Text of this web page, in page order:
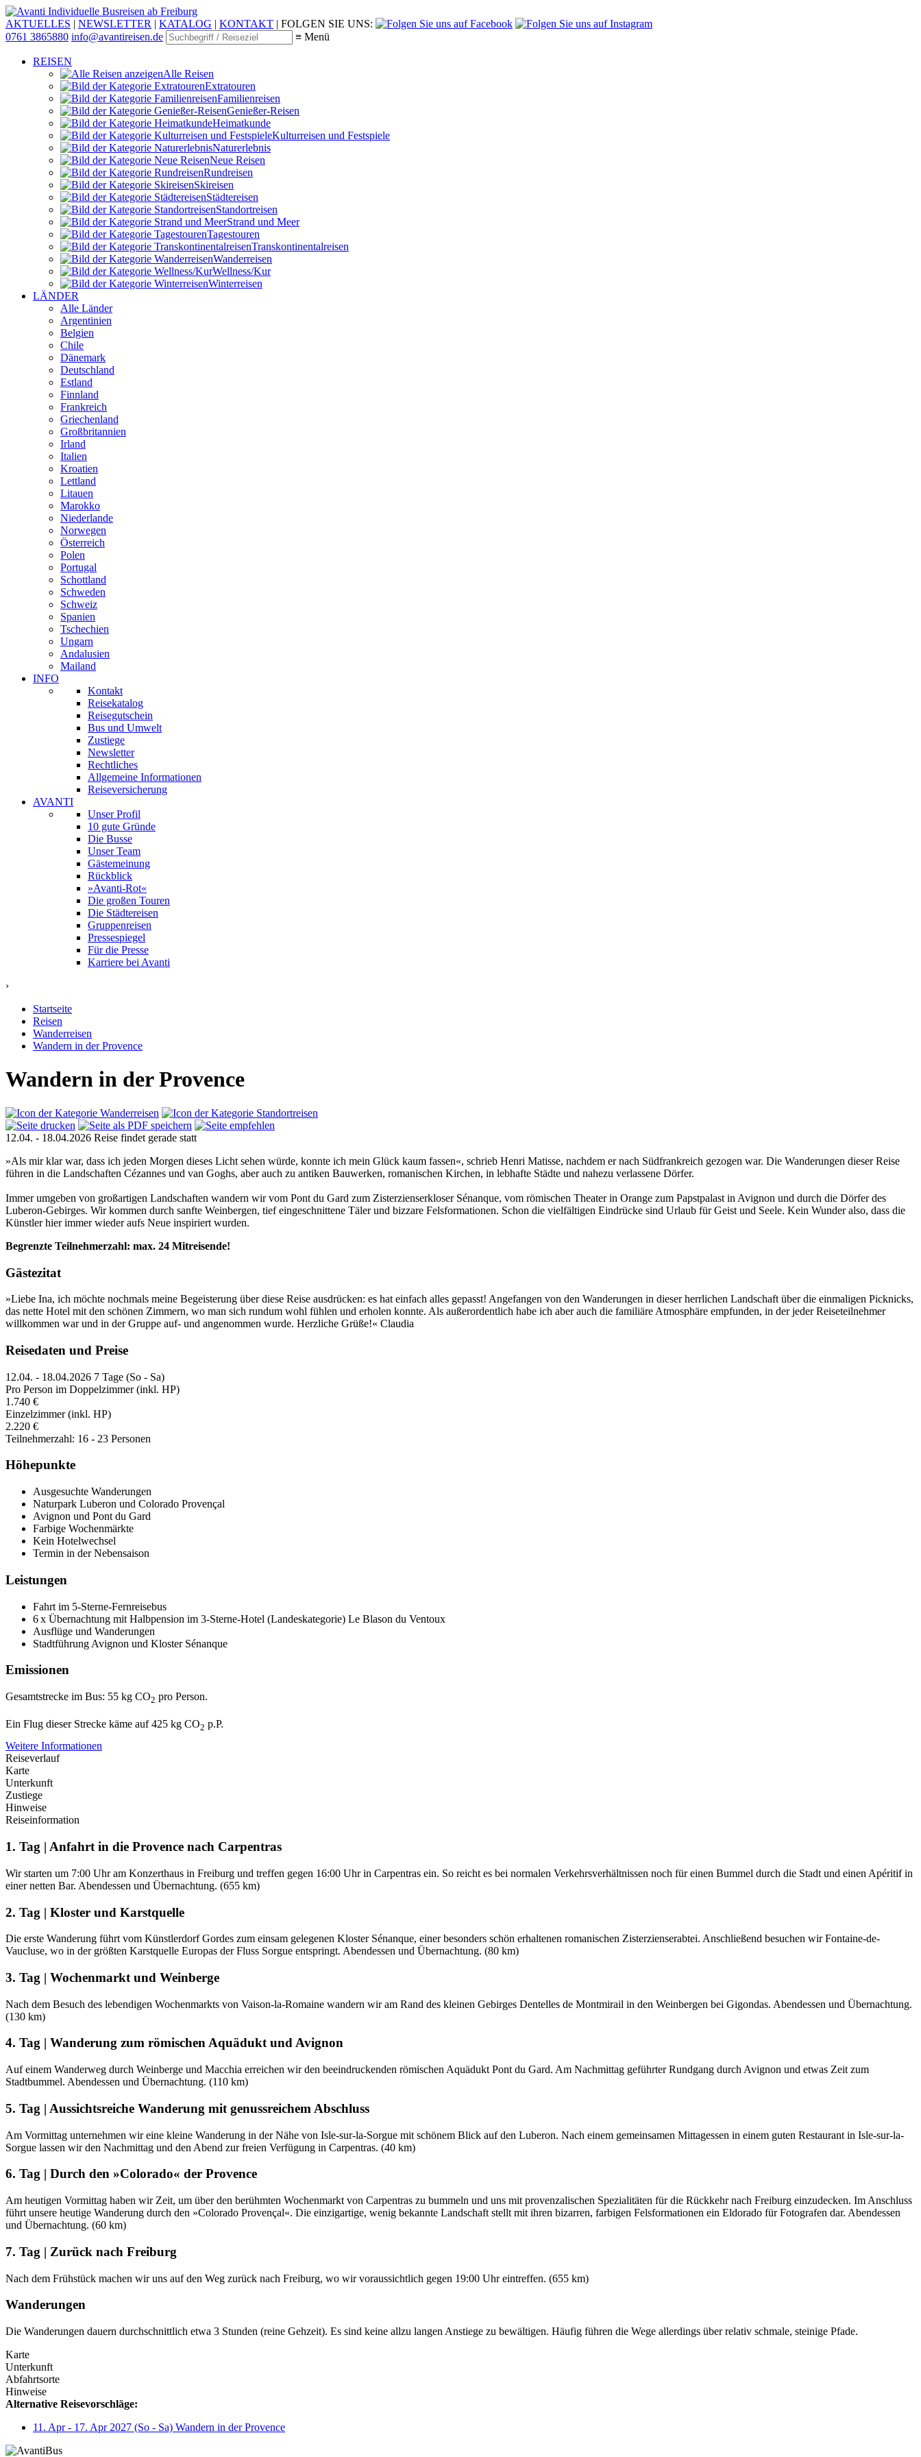
Individuelle Busreisen ab Freiburg
AKTUELLES | NEWSLETTER | KATALOG | KONTAKT | FOLGEN SIE UNS:
0761 3865880 info@avantireisen.de ≡ Menü
REISEN
Alle Reisen
Extratouren
Familien­reisen
Genießer-Reisen
Heimatkunde
Kultur­reisen und Festspiele
Naturerlebnis
Neue Reisen
Rund­reisen
Ski­reisen
Städte­reisen
Standort­reisen
Strand und Meer
Tagestouren
Transkontinental­reisen
Wander­reisen
Wellness/Kur
Winter­reisen
LÄNDER
Alle Länder
Argentinien
Belgien
Chile
Dänemark
Deutschland
Estland
Finnland
Frankreich
Griechenland
Großbritannien
Irland
Italien
Kroatien
Lettland
Litauen
Marokko
Niederlande
Norwegen
Österreich
Polen
Portugal
Schottland
Schweden
Schweiz
Spanien
Tschechien
Ungarn
Andalusien
Mailand
INFO
Kontakt
Reisekatalog
Reisegutschein
Bus und Umwelt
Zustiege
Newsletter
Rechtliches
Allgemeine Informationen
Reiseversicherung
AVANTI
Unser Profil
10 gute Gründe
Die Busse
Unser Team
Gästemeinung
Rückblick
»Avanti-Rot«
Die großen Touren
Die Städtereisen
Gruppenreisen
Pressespiegel
Für die Presse
Karriere bei Avanti
›
Startseite
Reisen
Wanderreisen
Wandern in der Provence
Wandern in der Provence
12.04. - 18.04.2026 Reise findet gerade statt
»Als mir klar war, dass ich jeden Morgen dieses Licht sehen würde, konnte ich mein Glück kaum fassen«, schrieb Henri Matisse, nachdem er nach Südfrankreich gezogen war. Die Wanderungen dieser Reise
führen in die Landschaften Cézannes und van Goghs, aber auch zu antiken Bauwerken, romanischen Kirchen, in lebhafte Städte und nahezu verlassene Dörfer.
Immer umgeben von großartigen Landschaften wandern wir vom Pont du Gard zum Zisterzienserkloser Sénanque, vom römischen Theater in Orange zum Papstpalast in Avignon und durch die Dörfer des
Luberon-Gebirges. Wir kommen durch sanfte Weinbergen, tief eingeschnittene Täler und bizzare Felsformationen. Schon die vielfältigen Eindrücke sind Urlaub für Geist und Seele. Kein Wunder also, dass die
Künstler hier immer wieder aufs Neue inspiriert wurden.
Begrenzte Teilnehmerzahl: max. 24 Mitreisende!
Gästezitat
»Liebe Ina, ich möchte nochmals meine Begeisterung über diese Reise ausdrücken: es hat einfach alles gepasst! Angefangen von den Wanderungen in dieser herrlichen Landschaft über die einmaligen Picknicks,
das nette Hotel mit den schönen Zimmern, wo man sich rundum wohl fühlen und erholen konnte. Als außerordentlich habe ich aber auch die familiäre Atmosphäre empfunden, in der jeder Reiseteilnehmer
willkommen war und in der Gruppe auf- und angenommen wurde. Herzliche Grüße!« Claudia
Reisedaten und Preise
12.04. - 18.04.2026 7 Tage (So - Sa)
Pro Person im Doppelzimmer (inkl. HP)
1.740 €
Einzelzimmer (inkl. HP)
2.220 €
Teilnehmerzahl: 16 - 23 Personen
Höhepunkte
Ausgesuchte Wanderungen
Naturpark Luberon und Colorado Provençal
Avignon und Pont du Gard
Farbige Wochenmärkte
Kein Hotelwechsel
Termin in der Nebensaison
Leistungen
Fahrt im 5-Sterne-Fernreisebus
6 x Übernachtung mit Halbpension im 3-Sterne-Hotel (Landeskategorie) Le Blason du Ventoux
Ausflüge und Wanderungen
Stadtführung Avignon und Kloster Sénanque
Emissionen
Gesamtstrecke im Bus: 55 kg CO2 pro Person.
Ein Flug dieser Strecke käme auf 425 kg CO2 p.P.
Weitere Informationen
Reiseverlauf
Karte
Unterkunft
Zustiege
Hinweise
Reiseinformation
1. Tag | Anfahrt in die Provence nach Carpentras
Wir starten um 7:00 Uhr am Konzerthaus in Freiburg und treffen gegen 16:00 Uhr in Carpentras ein. So reicht es bei normalen Verkehrsverhältnissen noch für einen Bummel durch die Stadt und einen Apéritif in
einer netten Bar. Abendessen und Übernachtung. (655 km)
2. Tag | Kloster und Karstquelle
Die erste Wanderung führt vom Künstlerdorf Gordes zum einsam gelegenen Kloster Sénanque, einer besonders schön erhaltenen romanischen Zisterzienserabtei. Anschließend besuchen wir Fontaine-de-
Vaucluse, wo in der größten Karstquelle Europas der Fluss Sorgue entspringt. Abendessen und Übernachtung. (80 km)
3. Tag | Wochenmarkt und Weinberge
Nach dem Besuch des lebendigen Wochenmarkts von Vaison-la-Romaine wandern wir am Rand des kleinen Gebirges Dentelles de Montmirail in den Weinbergen bei Gigondas. Abendessen und Übernachtung.
(130 km)
4. Tag | Wanderung zum römischen Aquädukt und Avignon
Auf einem Wanderweg durch Weinberge und Macchia erreichen wir den beeindruckenden römischen Aquädukt Pont du Gard. Am Nachmittag geführter Rundgang durch Avignon und etwas Zeit zum
Stadtbummel. Abendessen und Übernachtung. (110 km)
5. Tag | Aussichtsreiche Wanderung mit genussreichem Abschluss
Am Vormittag unternehmen wir eine kleine Wanderung in der Nähe von Isle-sur-la-Sorgue mit schönem Blick auf den Luberon. Nach einem gemeinsamen Mittagessen in einem guten Restaurant in Isle-sur-la-
Sorgue lassen wir den Nachmittag und den Abend zur freien Verfügung in Carpentras. (40 km)
6. Tag | Durch den »Colorado« der Provence
Am heutigen Vormittag haben wir Zeit, um über den berühmten Wochenmarkt von Carpentras zu bummeln und uns mit provenzalischen Spezialitäten für die Rückkehr nach Freiburg einzudecken. Im Anschluss
führt unsere heutige Wanderung durch den »Colorado Provençal«. Die einzigartige, wenig bekannte Landschaft stellt mit ihren bizarren, farbigen Felsformationen ein Eldorado für Fotografen dar. Abendessen
und Übernachtung. (60 km)
7. Tag | Zurück nach Freiburg
Nach dem Frühstück machen wir uns auf den Weg zurück nach Freiburg, wo wir voraussichtlich gegen 19:00 Uhr eintreffen. (655 km)
Wanderungen
Die Wanderungen dauern durchschnittlich etwa 3 Stunden (reine Gehzeit). Es sind keine allzu langen Anstiege zu bewältigen. Häufig führen die Wege allerdings über relativ schmale, steinige Pfade.
Karte
Unterkunft
Abfahrtsorte
Hinweise
Alternative Reisevorschläge:
11. Apr - 17. Apr 2027 (So - Sa) Wandern in der Provence